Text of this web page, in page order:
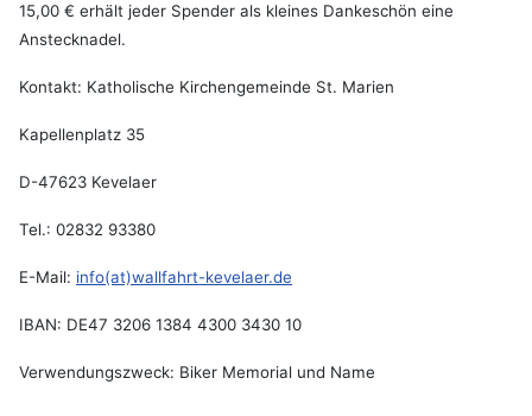
15,00 € erhält jeder Spender als kleines Dankeschön eine
Anstecknadel.
Kontakt: Katholische Kirchengemeinde St. Marien
Kapellenplatz 35
D-47623 Kevelaer
Tel.: 02832 93380
E-Mail: info(at)wallfahrt-kevelaer.de
IBAN: DE47 3206 1384 4300 3430 10
Verwendungszweck: Biker Memorial und Name